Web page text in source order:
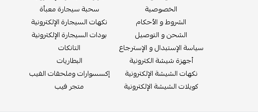
الخصوصية
الشروط و الأحكام
الشحن و التوصيل
سياسة الإستبدال و الإسترجاع
أجهزة شيشة الكترونية
نكهات الشيشة الإلكترونية
كويلات الشيشة الإلكترونية
سحبة سيجارة معبأة
نكهات السيجارة الإلكترونية
بودات السيجارة الإلكترونية
التانكات
البطاريات
إكسسوارات وملحقات الفيب
متجر فيب